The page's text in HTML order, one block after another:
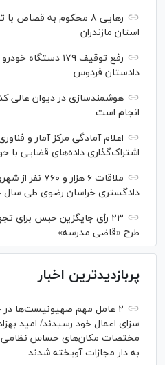
رهایی ۸ محکوم به
استان مازندران
رفع توقیف ۱۷۹
دادستان فردوس
هوشمندسازی در دیوان عالی
انجام است
اعلام آمادگی مرکز آمار و
اشتراک‌گذاری داده‌های قضایی با
ملاقات ۶
دادگستری خراسان رضوی طی سال
۲۳ رأی جایگزین حبس برای
طرح «قاضی مدرسه»
پربازدیدترین اخبار
سزای اعمال خود رسیدند/ امید
مختصات مکان‌های حساس نظامی و
به دار مجازات آویخته شدند